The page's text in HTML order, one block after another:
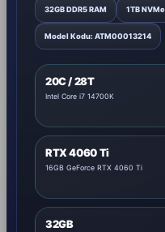
32GB DDR5 RAM 1TB NVMe
Model Kodu: ATM00013214
20C / 28T
Intel Core i7 14700K
RTX 4060 Ti
16GB GeForce RTX 4060 Ti
32GB